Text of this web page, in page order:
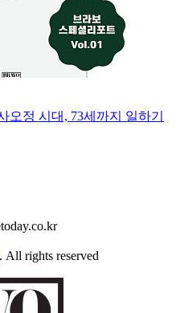
오정 시대, 73세까지 일하기
. All rights reserved